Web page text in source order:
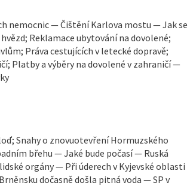
nemocnic — Čištění Karlova mostu — Jak se
Reklamace ubytování na dovolené;
Práva cestujících v letecké dopravě;
Platby a výběry na dovolené v zahraničí —
Snahy o znovuotevření Hormuzského
břehu — Jaké bude počasí — Ruská
orgány — Při úderech v Kyjevské oblasti
dočasně došla pitná voda — SP v